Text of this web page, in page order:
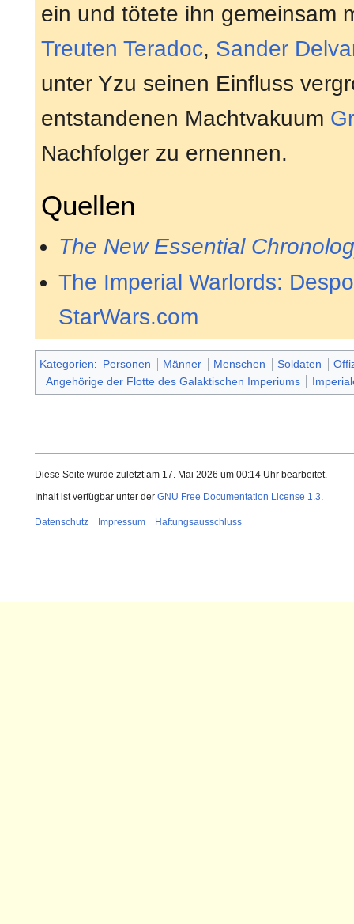
ein und tötete ihn gemeinsam
Treuten Teradoc, Sander
unter Yzu seinen Einfluss
entstandenen Machtvakuum
Nachfolger zu ernennen.
Quellen
The New Essential
The Imperial Warlords:
StarWars.com
Kategorien: Personen Männer Menschen Soldaten
Angehörige der Flotte des Galaktischen Imperiums
Diese Seite wurde zuletzt am 17. Mai 2026 um 00:14 Uhr bearbeitet.
Inhalt ist verfügbar unter der GNU Free Documentation License 1.3
Datenschutz Impressum Haftungsausschluss